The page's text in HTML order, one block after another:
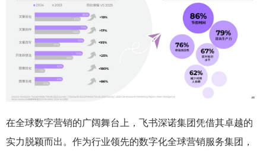
在全球数字营销的广阔舞台上，飞书深诺集团凭借其卓越的
实力脱颖而出。作为行业领先的数字化全球营销服务集团，